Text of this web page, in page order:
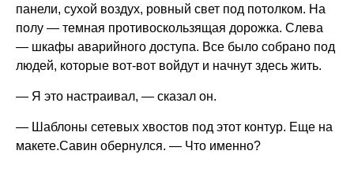
панели, сухой воздух, ровный свет под потолком. На
полу — темная противоскользящая дорожка. Слева
— шкафы аварийного доступа. Все было собрано под
людей, которые вот-вот войдут и начнут здесь жить.
— Я это настраивал, — сказал он.
— Шаблоны сетевых хвостов под этот контур. Еще на
макете.Савин обернулся. — Что именно?